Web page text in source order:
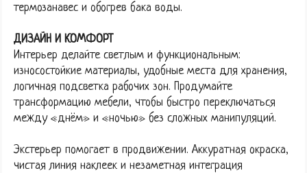
термозанавес и обогрев бака воды.
ДИЗАЙН И КОМФОРТ
Интерьер делайте светлым и функциональным:
износостойкие материалы, удобные места для хранения,
логичная подсветка рабочих зон. Продумайте
трансформацию мебели, чтобы быстро переключаться
между «днём» и «ночью» без сложных манипуляций.
Экстерьер помогает в продвижении. Аккуратная окраска,
чистая линия наклеек и незаметная интеграция